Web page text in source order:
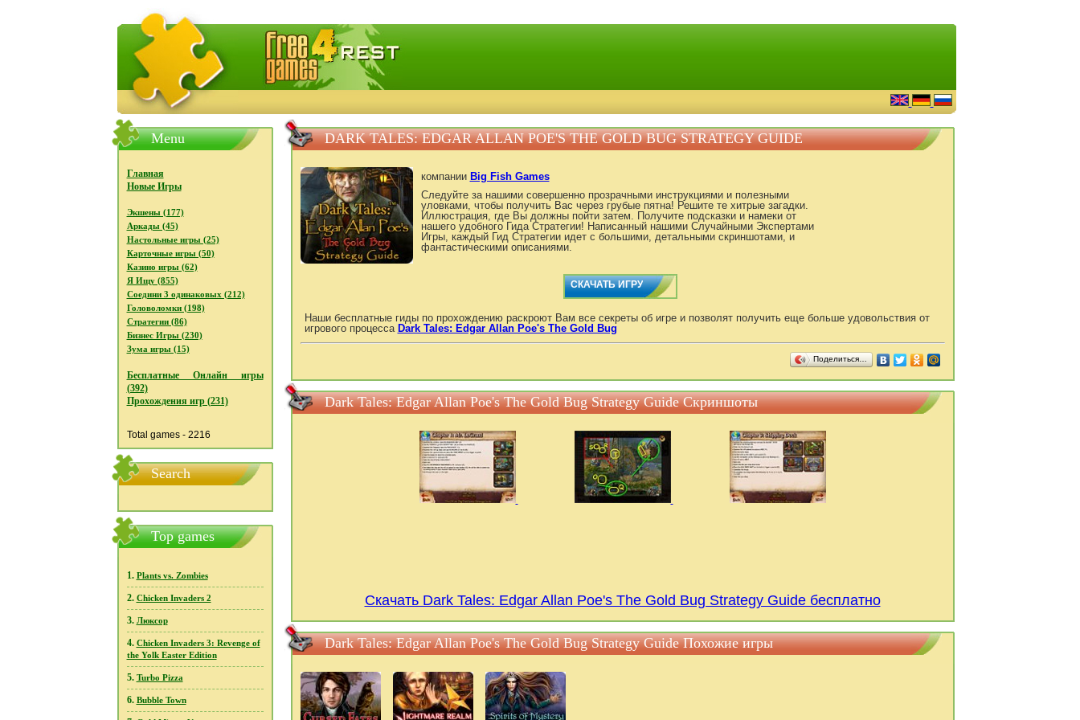
FreeGames4Rrest - Бесплатно скачать игры, бесплатные мини игры онлайн
Menu
Главная
Новые Игры
Экшены (177)
Аркады (45)
Настольные игры (25)
Карточные игры (50)
Казино игры (62)
Я Ищу (855)
Соедини 3 одинаковых (212)
Головоломки (198)
Стратегии (86)
Бизнес Игры (230)
Зума игры (15)
Бесплатные Онлайн игры
(392)
Прохождения игр (231)
Total games - 2216
Search
Top games
1. Plants vs. Zombies
2. Chicken Invaders 2
3. Люксор
4. Chicken Invaders 3: Revenge of
the Yolk Easter Edition
5. Turbo Pizza
6. Bubble Town
DARK TALES: EDGAR ALLAN POE'S THE GOLD BUG STRATEGY GUIDE
компании Big Fish Games
Следуйте за нашими совершенно прозрачными инструкциями и полезными
уловками, чтобы получить Вас через грубые пятна! Решите те хитрые загадки.
Иллюстрация, где Вы должны пойти затем. Получите подсказки и намеки от
нашего удобного Гида Стратегии! Написанный нашими Случайными Экспертами
Игры, каждый Гид Стратегии идет с большими, детальными скриншотами, и
фантастическими описаниями.
СКАЧАТЬ ИГРУ
Наши бесплатные гиды по прохождению раскроют Вам все секреты об игре и позволят получить еще больше удовольствия от
игрового процесса Dark Tales: Edgar Allan Poe's The Gold Bug
Поделиться…
Dark Tales: Edgar Allan Poe's The Gold Bug Strategy Guide Скриншоты
Скачать Dark Tales: Edgar Allan Poe's The Gold Bug Strategy Guide бесплатно
Dark Tales: Edgar Allan Poe's The Gold Bug Strategy Guide Похожие игры